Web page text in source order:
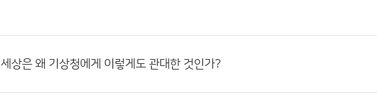
세상은 왜 기상청에게 이렇게도 관대한 것인가?